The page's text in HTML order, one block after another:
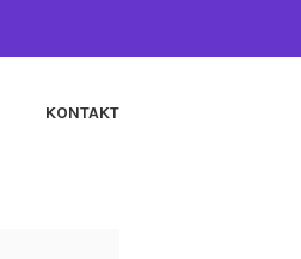
KONTAKT